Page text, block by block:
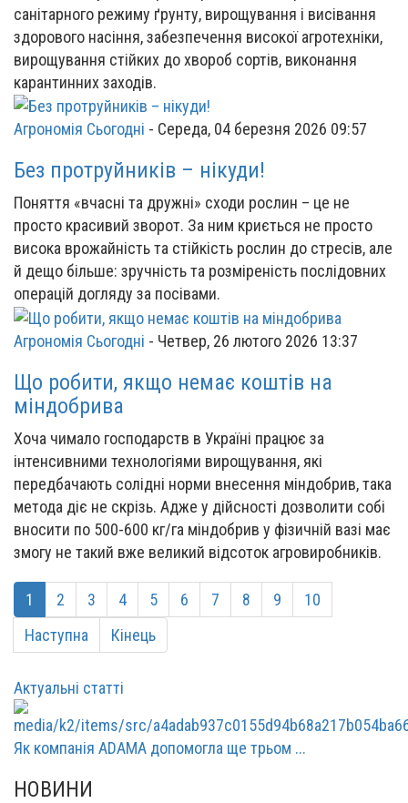
санітарного режиму ґрунту, вирощування і висівання
здорового насіння, забезпечення високої агротехніки,
вирощування стійких до хвороб сортів, виконання
карантинних заходів.
Агрономія Сьогодні - Середа, 04 березня 2026 09:57
Без протруйників – нікуди!
Поняття «вчасні та дружні» сходи рослин – це не
просто красивий зворот. За ним криється не просто
висока врожайність та стійкість рослин до стресів, але
й дещо більше: зручність та розміреність послідовних
операцій догляду за посівами.
Агрономія Сьогодні - Четвер, 26 лютого 2026 13:37
Що робити, якщо немає коштів на
міндобрива
Хоча чимало господарств в Україні працює за
інтенсивними технологіями вирощування, які
передбачають солідні норми внесення міндобрив, така
метода діє не скрізь. Адже у дійсності дозволити собі
вносити по 500-600 кг/га міндобрив у фізичній вазі має
змогу не такий вже великий відсоток агровиробників.
1 2 3 4 5 6 7 8 9
10
Наступна
Кінець
Актуальні статті
Як компанія ADAMA допомогла ще трьом ...
НОВИНИ